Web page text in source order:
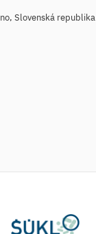
Slovenská republika